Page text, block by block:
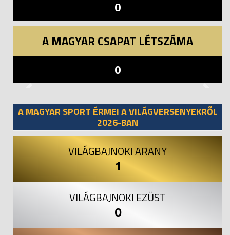
0
A MAGYAR CSAPAT LÉTSZÁMA
0
A MAGYAR SPORT ÉRMEI A VILÁGVERSENYEKRŐL
2026-BAN
VILÁGBAJNOKI ARANY
1
VILÁGBAJNOKI EZÜST
0